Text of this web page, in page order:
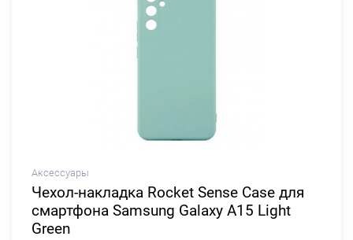
Аксессуары
Чехол-накладка Rocket Sense Case для
смартфона Samsung Galaxy A15 Light
Green